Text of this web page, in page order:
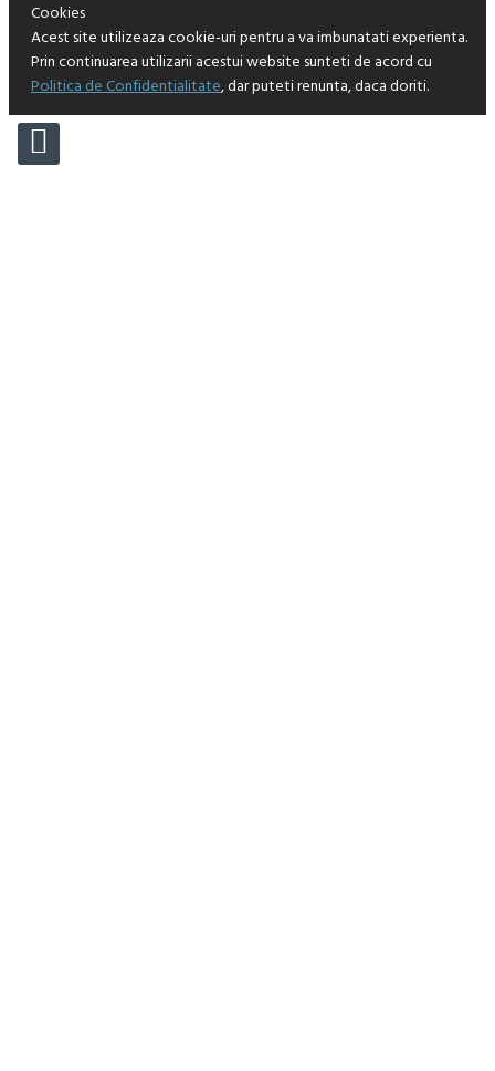
Cookies
Acest site utilizeaza cookie-uri pentru a va imbunatati experienta.
Prin continuarea utilizarii acestui website sunteti de acord cu
Politica de Confidentialitate, dar puteti renunta, daca doriti.